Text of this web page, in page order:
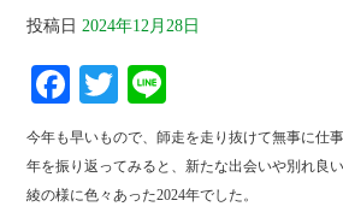
投稿日 2024年12月28日
Fa
ce
bo
ok
T
wi
tte
r
ne
今年も早いもので、師走を走り抜けて無事に仕
年を振り返ってみると、新たな出会いや別れ良
綾の様に色々あった2024年でした。